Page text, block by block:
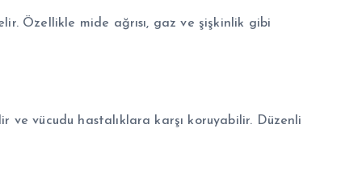
Özellikle mide ağrısı, gaz ve şişkinlik gibi
ve vücudu hastalıklara karşı koruyabilir. Düzenli